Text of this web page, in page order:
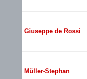
Giuseppe de Rossi
Müller-Stephan